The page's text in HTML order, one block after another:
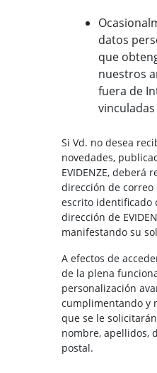
datos
que
nuestros
fuera de
Si Vd. no desea
novedades,
EVIDENZE,
dirección de correo
escrito identificado
dirección de
manifestando su
A efectos de
de la plena
personalización
cumplimentando y
que se le
nombre, apellidos,
postal.